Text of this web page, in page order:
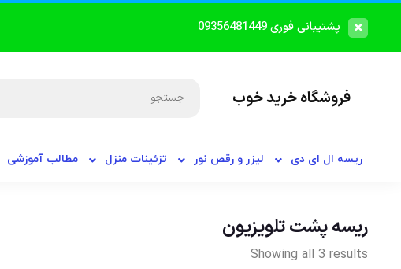
پشتیبانی فوری 09356481449
فروشگاه خرید خوب
ریسه ال ای دی لیزر و رقص نور تزئینات منزل مطالب آموزشی
ریسه پشت تلویزیون
Showing all 3 results